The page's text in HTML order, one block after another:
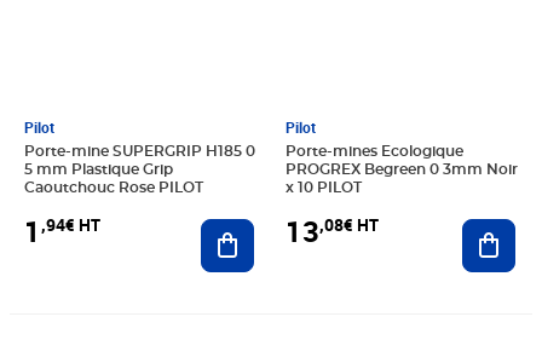
Pilot
Porte-mine SUPERGRIP H185 0
5 mm Plastique Grip
Caoutchouc Rose PILOT
1 ,94€ HT Ajouter au panier
Pilot
Porte-mines Ecologique
PROGREX Begreen 0 3mm Noir
x 10 PILOT
13,08€ HT